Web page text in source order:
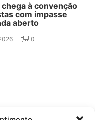
à convenção
com impasse
aberto
0